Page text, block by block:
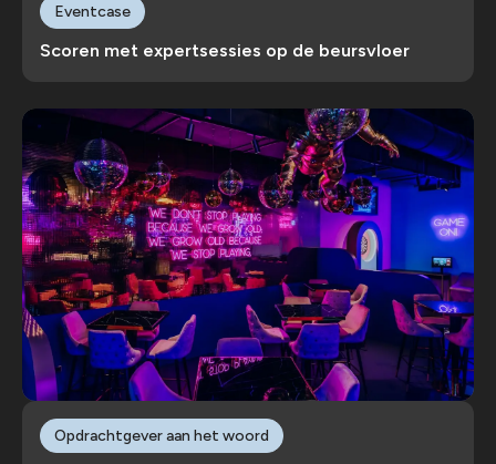
Scoren met expertsessies op de beursvloer
Eventcase
Opdrachtgever aan het woord